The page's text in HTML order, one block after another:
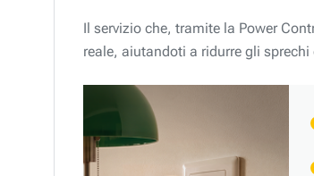
Il servizio che, tramite la Power
reale, aiutandoti a ridurre gli